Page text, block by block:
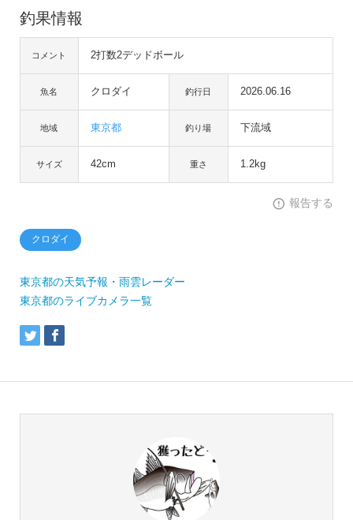
釣果情報
コメント 2打数2デッドボール
魚名 クロダイ 釣行日 2026.06.16
地域 東京都 釣り場 下流域
サイズ 42cm 重さ 1.2kg
報告する
クロダイ
東京都の天気予報・雨雲レーダー
東京都のライブカメラ一覧